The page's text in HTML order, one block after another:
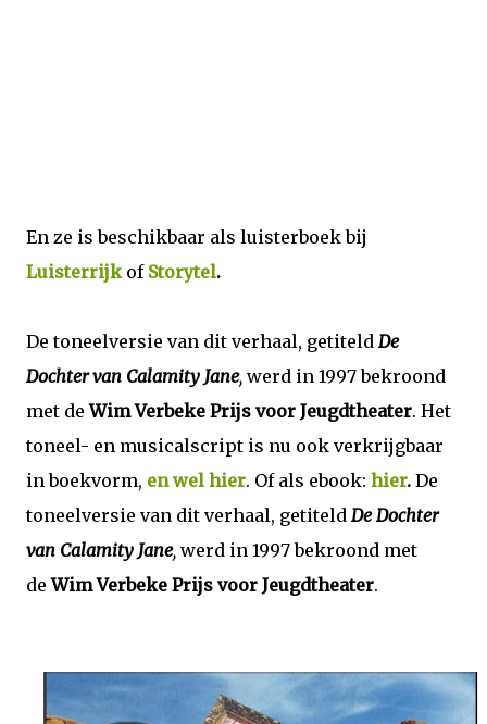
En ze is beschikbaar als luisterboek bij
Luisterrijkof Storytel.
De toneelversie van dit verhaal, getiteld De
Dochter van Calamity Jane, werd in 1997 bekroond
met deWim Verbeke Prijs voor Jeugdtheater. Het
toneel- en musicalscript is nu ook verkrijgbaar
in boekvorm, en wel hier. Of als ebook: hier. De
toneelversie van dit verhaal, getiteld De Dochter
van Calamity Jane, werd in 1997 bekroond met
deWim Verbeke Prijs voor Jeugdtheater.